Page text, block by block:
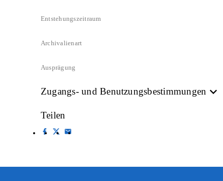
Entstehungszeitraum
Archivalienart
Ausprägung
Zugangs- und Benutzungsbestimmungen
Teilen